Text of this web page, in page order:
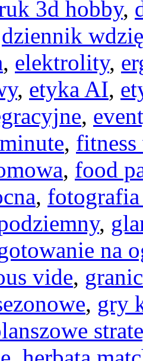
3d hobby,
dziennik
, elektrolity,
, etyka AI,
,
,
, food
,
,
na
vide,
, gry